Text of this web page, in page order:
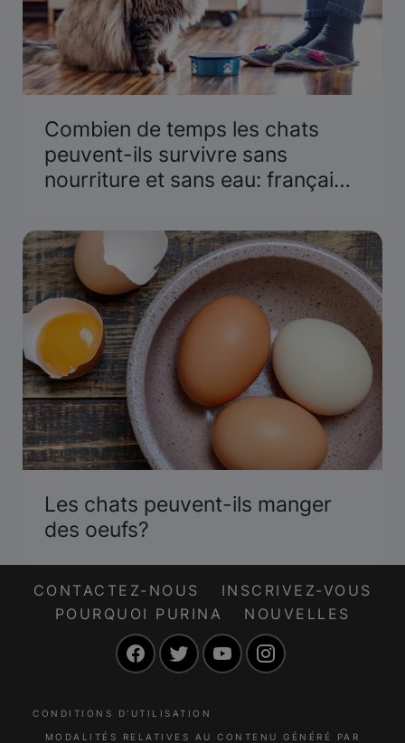
Combien de temps les chats
peuvent-ils survivre sans
nourriture et sans eau: français
référencement
Les chats peuvent-ils manger
des oeufs?
CONTACTEZ-NOUS
INSCRIVEZ-VOUS
POURQUOI PURINA
NOUVELLES
FacebookTwitter YouTube
CONDITIONS D’UTILISATION
MODALITÉS RELATIVES AU CONTENU GÉNÉRÉ PAR